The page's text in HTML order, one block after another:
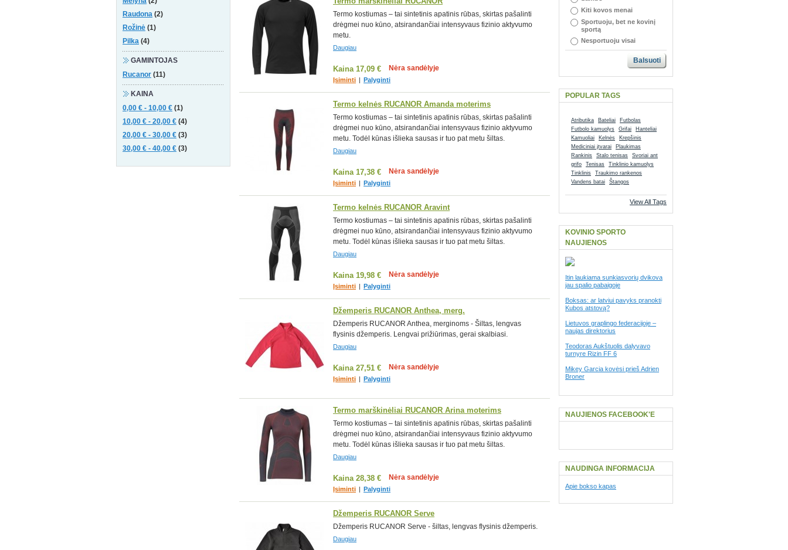
Termo kostiumas – tai sintetinis apatinis rūbas, skirtas pašalinti
drėgmei nuo kūno, atsirandančiai intensyvaus fizinio aktyvumo
metu.
Daugiau
Kaina 17,09 € Nėra sandėlyje
Įsiminti | Palyginti
Termo kelnės RUCANOR Amanda moterims
Termo kostiumas – tai sintetinis apatinis rūbas, skirtas pašalinti
drėgmei nuo kūno, atsirandančiai intensyvaus fizinio aktyvumo
metu. Todėl kūnas išlieka sausas ir tuo pat metu šiltas.
Daugiau
Kaina 17,38 € Nėra sandėlyje
Įsiminti | Palyginti
Termo kelnės RUCANOR Aravint
Termo kostiumas – tai sintetinis apatinis rūbas, skirtas pašalinti
drėgmei nuo kūno, atsirandančiai intensyvaus fizinio aktyvumo
metu. Todėl kūnas išlieka sausas ir tuo pat metu šiltas.
Daugiau
Kaina 19,98 € Nėra sandėlyje
Įsiminti | Palyginti
Džemperis RUCANOR Anthea, merg.
Džemperis RUCANOR Anthea, merginoms - Šiltas, lengvas
flysinis džemperis. Lengvai prižiūrimas, gerai skalbiasi.
Daugiau
Kaina 27,51 € Nėra sandėlyje
Įsiminti | Palyginti
Termo marškinėliai RUCANOR Arina moterims
Termo kostiumas – tai sintetinis apatinis rūbas, skirtas pašalinti
drėgmei nuo kūno, atsirandančiai intensyvaus fizinio aktyvumo
metu. Todėl kūnas išlieka sausas ir tuo pat metu šiltas.
Daugiau
Kaina 28,38 € Nėra sandėlyje
Įsiminti | Palyginti
Džemperis RUCANOR Serve
Džemperis RUCANOR Serve - šiltas, lengvas flysinis džemperis.
Daugiau
Raudona (2)
Rožinė (1)
Pilka (4)
GAMINTOJAS
Rucanor (11)
KAINA
0,00 € - 10,00 € (1)
10,00 € - 20,00 € (4)
20,00 € - 30,00 € (3)
30,00 € - 40,00 € (3)
Kiti kovos menai
Sportuoju, bet ne kovinį
sportą
Nesportuoju visai
Balsuoti
POPULAR TAGS
Atributika Bateliai
Futbolas
Futbolo kamuolys
Grifai
Hanteliai
Kamuoliai
Kelnės
Krepšinis
Mediciniai įtvarai
Plaukimas
Rankinis
Stalo tenisas
Svoriai ant
grifo
Tenisas
Tinklinio kamuolys
Tinklinis
Traukimo rankenos
Vandens batai
Štangos
View All Tags
KOVINIO SPORTO
NAUJIENOS
Itin laukiama sunkiasvorių dvikova
jau spalio pabaigoje
Boksas: ar latviui pavyks pranokti
Kubos atstovą?
Lietuvos graplingo federacijoje –
naujas direktorius
Teodoras Aukštuolis dalyvavo
turnyre Rizin FF 6
Mikey Garcia kovėsi prieš Adrien
Broner
NAUJIENOS FACEBOOK'E
NAUDINGA INFORMACIJA
Apie bokso kapas